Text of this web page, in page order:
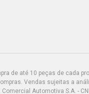
de até 10 peças de cada
Vendas sujeitas a
Automotiva S.A. -